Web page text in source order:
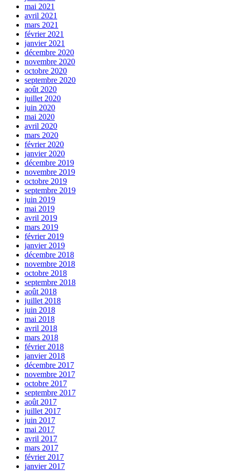
mai 2021
avril 2021
mars 2021
février 2021
janvier 2021
décembre 2020
novembre 2020
octobre 2020
septembre 2020
août 2020
juillet 2020
juin 2020
mai 2020
avril 2020
mars 2020
février 2020
janvier 2020
décembre 2019
novembre 2019
octobre 2019
septembre 2019
juin 2019
mai 2019
avril 2019
mars 2019
février 2019
janvier 2019
décembre 2018
novembre 2018
octobre 2018
septembre 2018
août 2018
juillet 2018
juin 2018
mai 2018
avril 2018
mars 2018
février 2018
janvier 2018
décembre 2017
novembre 2017
octobre 2017
septembre 2017
août 2017
juillet 2017
juin 2017
mai 2017
avril 2017
mars 2017
février 2017
janvier 2017